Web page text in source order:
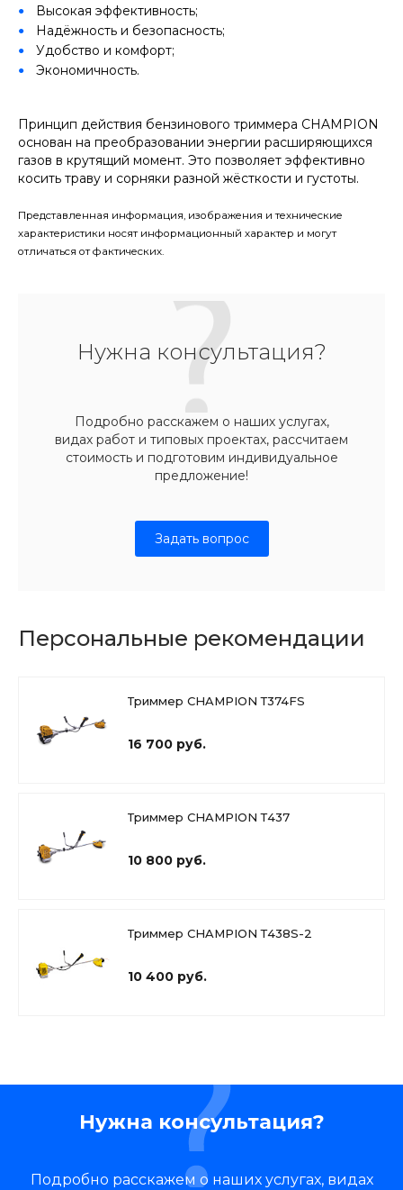
Высокая эффективность;
Надёжность и безопасность;
Удобство и комфорт;
Экономичность.
Принцип действия бензинового триммера CHAMPION
основан на преобразовании энергии расширяющихся
газов в крутящий момент. Это позволяет эффективно
косить траву и сорняки разной жёсткости и густоты.
Представленная информация, изображения и технические
характеристики носят информационный характер и могут
отличаться от фактических.
Нужна консультация?
Подробно расскажем о наших услугах,
видах работ и типовых проектах, рассчитаем
стоимость и подготовим индивидуальное
предложение!
Задать вопрос
Персональные рекомендации
Триммер CHAMPION Т374FS
16 700 руб.
Триммер CHAMPION Т437
10 800 руб.
Триммер CHAMPION Т438S-2
10 400 руб.
Нужна консультация?
Подробно расскажем о наших услугах, видах